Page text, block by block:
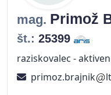
mag. Primož
št.: 25399
raziskovalec -
primoz.brajnik